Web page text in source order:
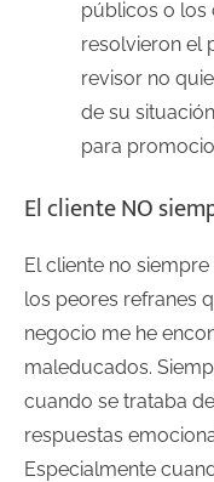
públicos o
resolvieron el
revisor no
de su
para
El cliente NO
El cliente no
los peores refranes
negocio me he
maleducados.
cuando se trataba
respuestas
Especialmente